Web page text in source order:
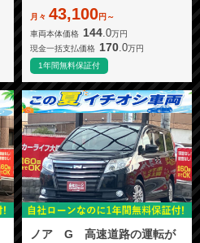
月々 43,100円～
車両本体価格 144 .0万円
現金一括支払価格 170.0万円
1年間無料保証付
ノア G 高速道路の運転が